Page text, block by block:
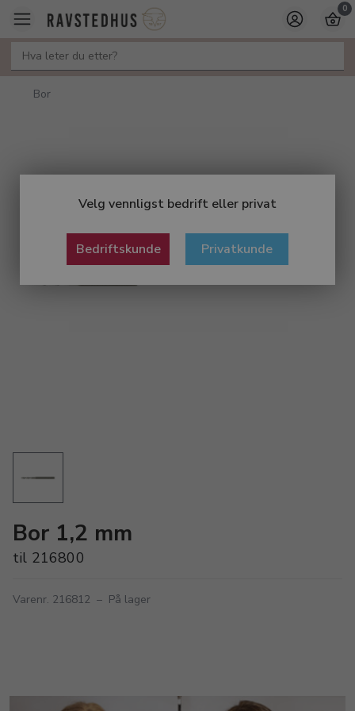
Velg vennligst bedrift eller privat
Bedriftskunde Privatkunde
0
Bor
Bor 1,2 mm
til 216800
Varenr. 216812 – På lager